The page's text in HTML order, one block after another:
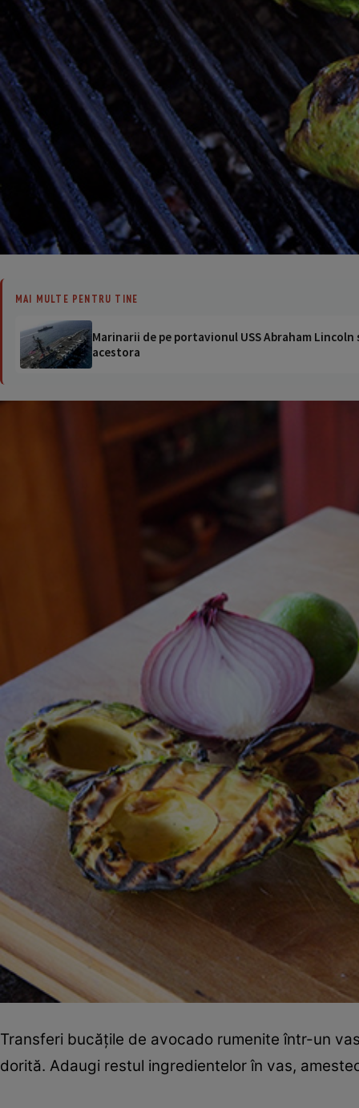
MAI MULTE PENTRU TINE
Marinarii de pe portavionul USS Abraham
acestora
Transferi bucăţile de avocado rumenite într-un
dorită. Adaugi restul ingredientelor în vas,